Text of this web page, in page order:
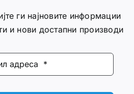
ги најновите информации
и нови достапни производи